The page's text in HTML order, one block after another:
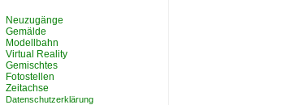
Neuzugänge
Gemälde
Modellbahn
Virtual Reality
Gemischtes
Fotostellen
Zeitachse
Datenschutzerklärung